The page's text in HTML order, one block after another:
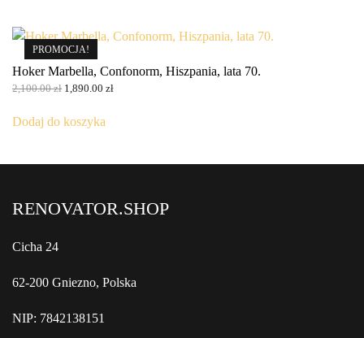
PROMOCJA!
Hoker Marbella, Confonorm, Hiszpania, lata 70.
2,100.00zł Pierwotna
wynosiła:
1,890.00 złAktualna
Dodaj do koszyka
RENOVATOR.SHOP
Cicha 24
62-200 Gniezno, Polska
NIP: 7842138151